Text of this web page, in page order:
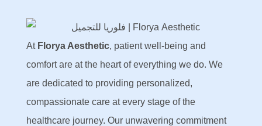
At Florya Aesthetic, patient well-being and
comfort are at the heart of everything we do. We
are dedicated to providing personalized,
compassionate care at every stage of the
healthcare journey. Our unwavering commitment